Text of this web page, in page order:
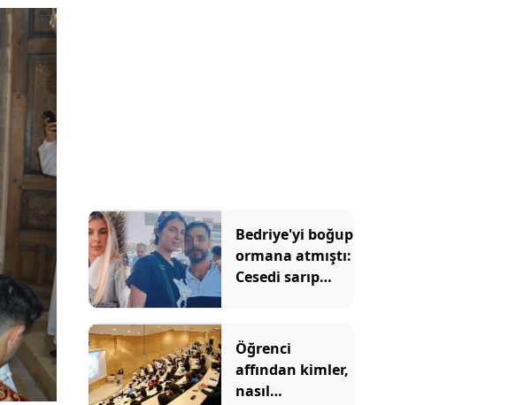
Bedriye'yi boğup
ormana atmıştı:
Cesedi sarıp
etmiş
Öğrenci
affından kimler,
nasıl